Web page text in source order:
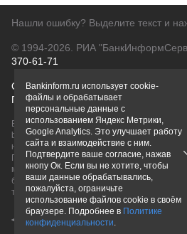
Нашли ошибку? Выделите текст и
© 1994-2026. РИА
370-61-71
О проектеПолитика
Правовая информацияДля
Вся информация о продуктах банков,
bankinform.ru, носит исключительно
не является публичной офертой,
ГК РФ. Информация не содержит точного
может быть изменена. Конечные условия
банков или при личном обращении.
товарные знаки принадлежит их
Bankinform.ru использует cookie-
файлы и обрабатывает
персональные данные с
использованием Яндекс Метрики,
Google Analytics. Это улучшает работу
сайта и взаимодействие с ним.
Подтвердите ваше согласие, нажав
кнопу Ок. Если вы не хотите, чтобы
ваши данные обрабатывались,
пожалуйста, ограничьте
использование файлов cookie в своём
браузере. Подробнее в Политике
конфиденциальности.